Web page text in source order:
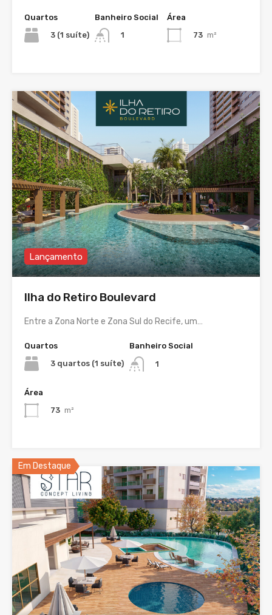
Quartos
3 (1 suíte)
Banheiro Social
1
Área
73 m²
Lançamento
Ilha do Retiro Boulevard
Entre a Zona Norte e Zona Sul do Recife, um…
Quartos
3 quartos (1 suíte)
Banheiro Social
1
Área
73 m²
Em Destaque